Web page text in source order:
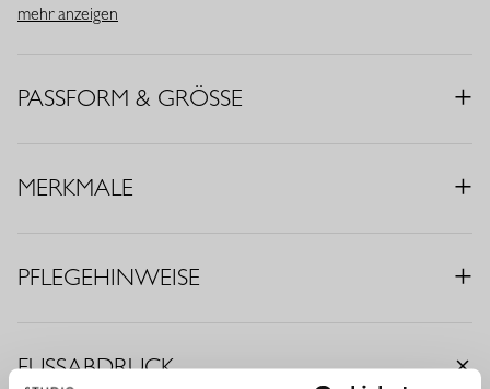
Modell ideal für jeden Tag. Eine vielseitige Basic, die Stil und
• Farbe: Espresso
• Eingrifftaschen
Elasthan)
kaum knittert und lange schön bleibt. Travelstoff Medium hat eine
raffinierte mittlere Stoffdicke und bietet eine ausgewogene
mehr anzeigen
PASSFORM & GRÖSSE
MERKMALE
PFLEGEHINWEISE
FUSSABDRUCK